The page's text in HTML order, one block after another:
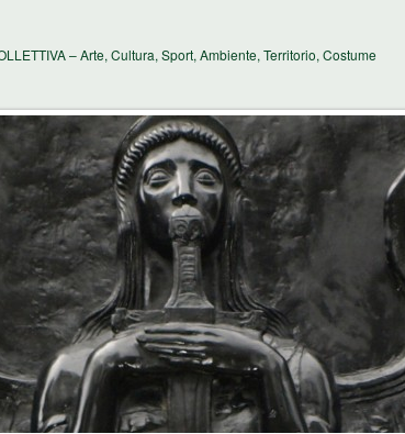
– Arte, Cultura, Sport, Ambiente, Territorio, Costume